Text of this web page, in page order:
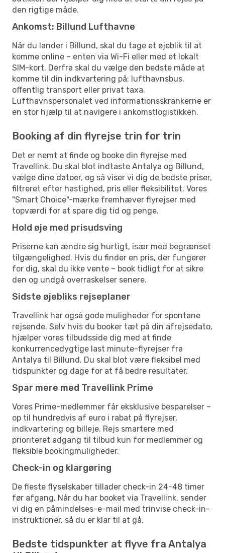
den rigtige måde.
Ankomst: Billund Lufthavne
Når du lander i Billund, skal du tage et øjeblik til at
komme online – enten via Wi-Fi eller med et lokalt
SIM-kort. Derfra skal du vælge den bedste måde at
komme til din indkvartering på: lufthavnsbus,
offentlig transport eller privat taxa.
Lufthavnspersonalet ved informationsskrankerne er
en stor hjælp til at navigere i ankomstlogistikken.
Booking af din flyrejse trin for trin
Det er nemt at finde og booke din flyrejse med
Travellink. Du skal blot indtaste Antalya og Billund,
vælge dine datoer, og så viser vi dig de bedste priser,
filtreret efter hastighed, pris eller fleksibilitet. Vores
"Smart Choice"-mærke fremhæver flyrejser med
topværdi for at spare dig tid og penge.
Hold øje med prisudsving
Priserne kan ændre sig hurtigt, især med begrænset
tilgængelighed. Hvis du finder en pris, der fungerer
for dig, skal du ikke vente – book tidligt for at sikre
den og undgå overraskelser senere.
Sidste øjebliks rejseplaner
Travellink har også gode muligheder for spontane
rejsende. Selv hvis du booker tæt på din afrejsedato,
hjælper vores tilbudsside dig med at finde
konkurrencedygtige last minute-flyrejser fra
Antalya til Billund. Du skal blot være fleksibel med
tidspunkter og dage for at få bedre resultater.
Spar mere med Travellink Prime
Vores Prime-medlemmer får eksklusive besparelser –
op til hundredvis af euro i rabat på flyrejser,
indkvartering og billeje. Rejs smartere med
prioriteret adgang til tilbud kun for medlemmer og
fleksible bookingmuligheder.
Check-in og klargøring
De fleste flyselskaber tillader check-in 24-48 timer
før afgang. Når du har booket via Travellink, sender
vi dig en påmindelses-e-mail med trinvise check-in-
instruktioner, så du er klar til at gå.
Bedste tidspunkter at flyve fra Antalya